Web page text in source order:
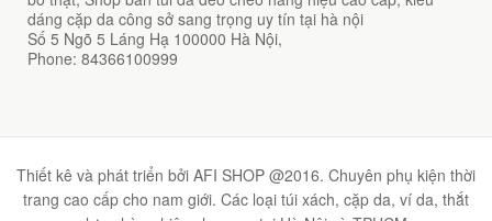
dáng cặp da công sở sang trọng uy tín tại hà nội
Số 5 Ngõ 5 Láng Hạ 100000 Hà Nội,
Phone: 84366100999
Thiết kê và phát triển bởi AFI SHOP @2016. Chuyên phụ kiện thời
trang cao cấp cho nam giới. Các loại túi xách, cặp da, ví da, thắt